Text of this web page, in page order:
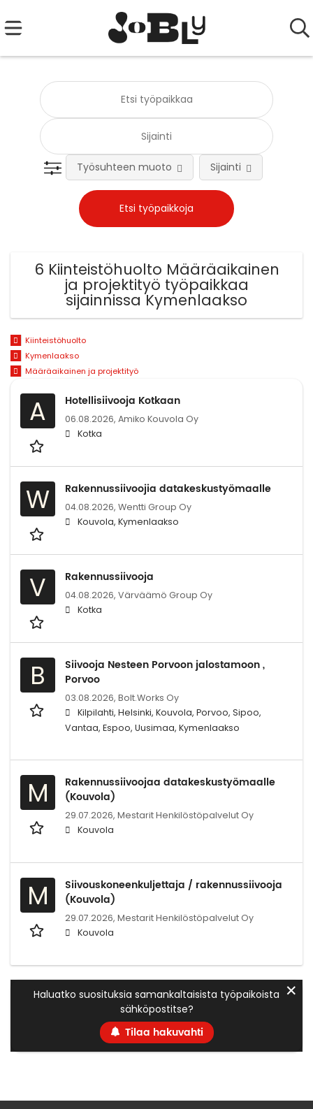
Työsuhteen muoto Sijainti
6 Kiinteistöhuolto Määräaikainen
ja projektityö työpaikkaa
sijainnissa Kymenlaakso
Kiinteistöhuolto
Kymenlaakso
Määräaikainen ja projektityö
A Hotellisiivooja Kotkaan
06.08.2026, Amiko Kouvola Oy
Kotka
W Rakennussiivoojia datakeskustyömaalle
04.08.2026, Wentti Group Oy
Kouvola, Kymenlaakso
V Rakennussiivooja
04.08.2026, Värväämö Group Oy
Kotka
B
Siivooja Nesteen Porvoon jalostamoon ,
Porvoo
03.08.2026, Bolt.Works Oy
Kilpilahti, Helsinki, Kouvola, Porvoo, Sipoo,
Vantaa, Espoo, Uusimaa, Kymenlaakso
M
Rakennussiivoojaa datakeskustyömaalle
(Kouvola)
29.07.2026, Mestarit Henkilöstöpalvelut Oy
Kouvola
M
Siivouskoneenkuljettaja / rakennussiivooja
(Kouvola)
29.07.2026, Mestarit Henkilöstöpalvelut Oy
Kouvola
Haluatko suosituksia samankaltaisista työpaikoista
sähköpostitse?
Tilaa hakuvahti
✕